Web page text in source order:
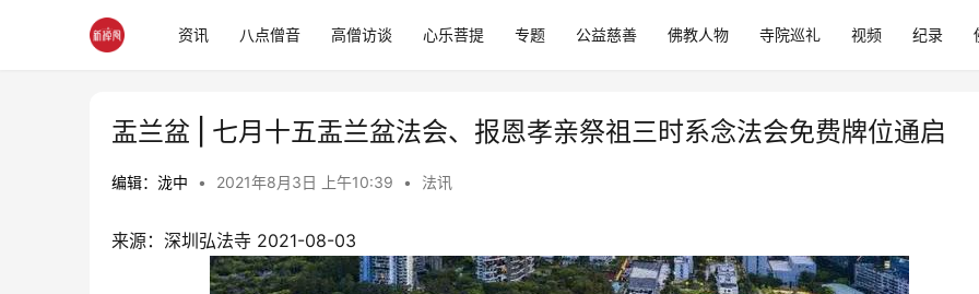
资讯 八点僧音 高僧访谈 心乐菩提 专题 公益慈善 佛教人物 寺院巡礼 视频 纪录
盂兰盆 | 七月十五盂兰盆法会、报恩孝亲祭祖三时系念法会免费牌位通启
编辑：泷中 • 2021年8月3日 上午10:39 • 法讯
来源：深圳弘法寺 2021-08-03